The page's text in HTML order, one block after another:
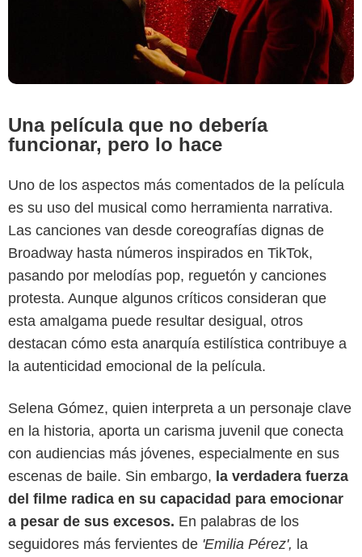
Una película que no debería
funcionar, pero lo hace
Uno de los aspectos más comentados de la película
es su uso del musical como herramienta narrativa.
Las canciones van desde coreografías dignas de
Broadway hasta números inspirados en TikTok,
pasando por melodías pop, reguetón y canciones
protesta. Aunque algunos críticos consideran que
esta amalgama puede resultar desigual, otros
destacan cómo esta anarquía estilística contribuye a
la autenticidad emocional de la película.
Selena Gómez, quien interpreta a un personaje clave
en la historia, aporta un carisma juvenil que conecta
con audiencias más jóvenes, especialmente en sus
escenas de baile. Sin embargo, la verdadera fuerza
del filme radica en su capacidad para emocionar
a pesar de sus excesos. En palabras de los
seguidores más fervientes de 'Emilia Pérez', la
Cine Colombia